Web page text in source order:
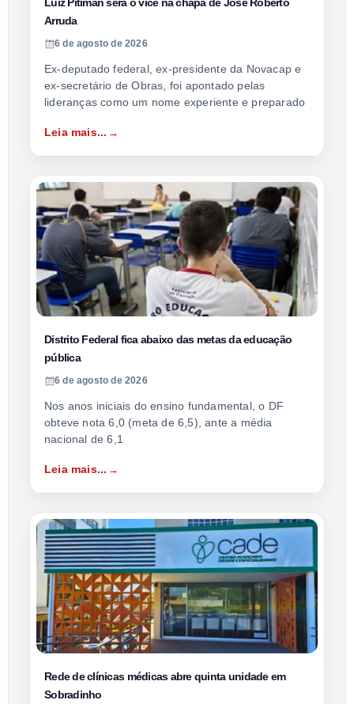
Arruda
6 de agosto de 2026
Ex-deputado federal, ex-presidente da Novacap e
ex-secretário de Obras, foi apontado pelas
lideranças como um nome experiente e preparado
Leia mais...
Distrito Federal fica abaixo das metas da educação
pública
6 de agosto de 2026
Nos anos iniciais do ensino fundamental, o DF
obteve nota 6,0 (meta de 6,5), ante a média
nacional de 6,1
Leia mais...
Rede de clínicas médicas abre quinta unidade em
Sobradinho